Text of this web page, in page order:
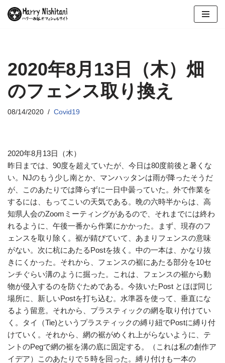
ン
ツ
へ
ス
キ
2020年8月13日（木）畑
のフェンス取り換え
08/14/2020 Covid19
2020年8月13日（木）
昨日までは、90度を超えていたが、今日は80度前後と暑くな
い。NJのもう少し南とか、マンハッタンは雨が降ったそうだ
が、このあたりでは降らずに一日中曇っていた。外で作業を
するには、もってこいの天気である。晩の六時半からは、高
知県人会のZoomミーティングがあるので、それまでには終わ
れるように、午後一番から作業にかかった。まず、現存のフ
ェンスを取り除く。裾が錆びていて、あまりフェンスの意味
がない。次に杭にあたるPostを抜く。中の一本は、かなり抜
きにくかった。それから、フェンスの裾にあたる部分を10セ
ンチぐらい溝のように掘った。これは、フェンスの裾から動
物が侵入するのを防ぐためである。今抜いたPost とほぼ同じ
場所に、新しいPostを打ち込む。水準器を使って、垂直にな
るよう留意。それから、プラスティックの網を取り付けてい
く。タイ（Tie)というプラスティックの縛り紐でPostに縛り付
けていく。それから、網の裾がめくれ上がらないように、テ
ントのPegで網の裾を溝の底に固定する。（これは私の創作ア
イデア）このあたりで５時を回った。縛り付けも一本の